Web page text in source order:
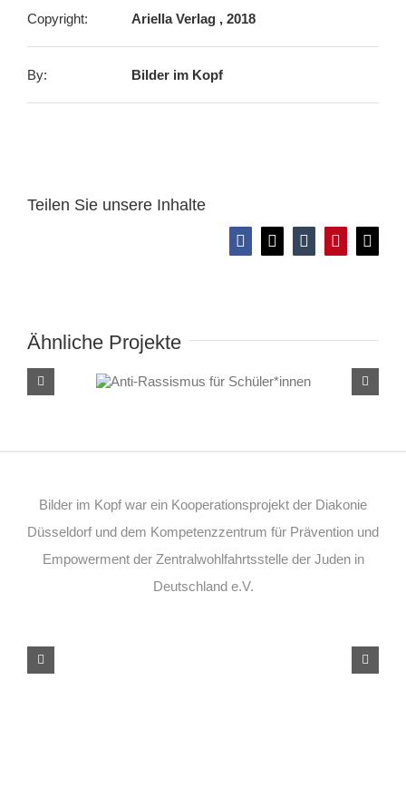
Copyright: Ariella Verlag , 2018
By: Bilder im Kopf
Teilen Sie unsere Inhalte
Facebook
X TumblrPinterest
E-
Ähnliche ProjekteAnti-Rassismus für
Schüler*innen
Bilder im Kopf war ein Kooperationsprojekt der Diakonie
Düsseldorf und dem Kompetenzzentrum für Prävention und
Empowerment der Zentralwohlfahrtsstelle der Juden in
Deutschland e.V.